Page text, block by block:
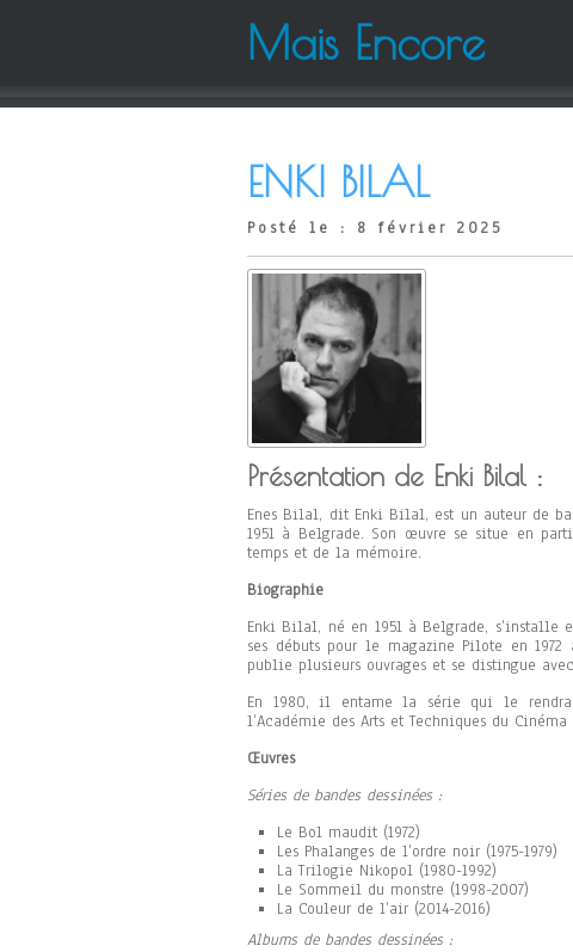
Mais Encore
ENKI BILAL
Posté le : 8 février 2025
Présentation de Enki Bilal :
Enes Bilal, dit Enki Bilal, est un auteur de
1951 à Belgrade. Son œuvre se situe en
temps et de la mémoire.
Biographie
Enki Bilal, né en 1951 à Belgrade, s’installe
ses débuts pour le magazine Pilote en
publie plusieurs ouvrages et se distingue
En 1980, il entame la série qui le
l’Académie des Arts et Techniques du
Œuvres
Séries de bandes dessinées :
Le Bol maudit (1972)
Les Phalanges de l’ordre noir (1975-1979)
La Trilogie Nikopol (1980-1992)
Le Sommeil du monstre (1998-2007)
La Couleur de l’air (2014-2016)
Albums de bandes dessinées :